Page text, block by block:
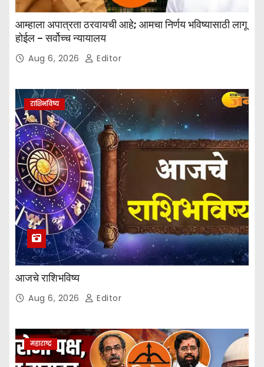
आम्हाला अपात्रता ठरवायची आहे; आमचा निर्णय भविष्यासाठी लागू
होईल – सर्वोच्च न्यायालय
Aug 6, 2026 Editor
राशिभविष्य
आजचे राशिभविष्य
Aug 6, 2026 Editor
महाराष्ट्र